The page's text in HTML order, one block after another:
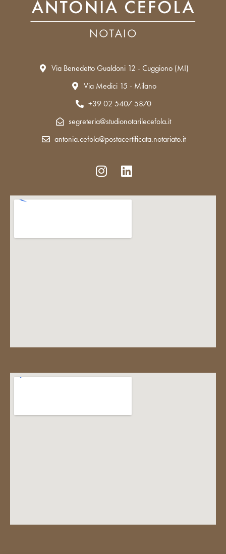
Via Benedetto Gualdoni 12 - Cuggiono (MI)
Via Medici 15 - Milano
+39 02 5407 5870
segreteria@studionotarilecefola.it
antonia.cefola@postacertificata.notariato.it